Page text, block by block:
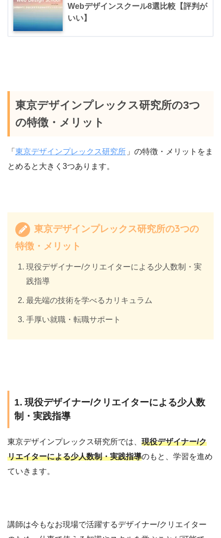
Webデザインスクール8選比較【評判が
いい】
東京デザインプレックス研究所の3つ
の特徴・メリット
「 東京デザインプレックス研究所 」の特徴・メリットをま
とめると大きく3つあります。
東京デザインプレックス研究所の3つの
特徴・メリット
現役デザイナー/クリエイターによる少人数制・実
践指導
最先端の技術を学べるカリキュラム
手厚い就職・転職サポート
1. 現役デザイナー/クリエイターによる少人数
制・実践指導
東京デザインプレックス研究所では、 現役デザイナー/ク
リエイターによる少人数制・実践指導のもと、学習を進め
ていきます。
講師は今もなお現場で活躍するデザイナー/クリエイター